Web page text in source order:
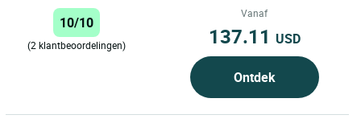
10/10
(2 klantbeoordelingen)
Vanaf
137.11 USD
Ontdek